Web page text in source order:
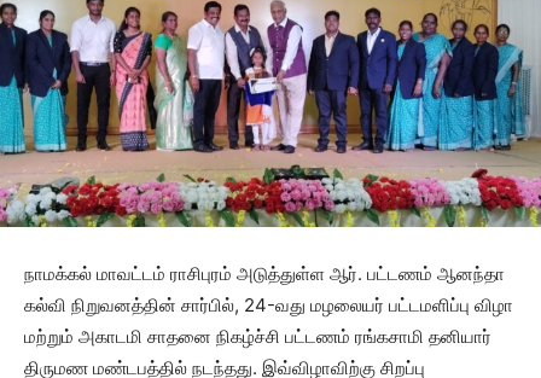
நாமக்கல் மாவட்டம் ராசிபுரம் அடுத்துள்ள ஆர். பட்டணம் ஆனந்தா
கல்வி நிறுவனத்தின் சார்பில், 24-வது மழலையர் பட்டமளிப்பு விழா
மற்றும் அகாடமி சாதனை நிகழ்ச்சி பட்டணம் ரங்கசாமி தனியார்
திருமண மண்டபத்தில் நடந்தது. இவ்விழாவிற்கு சிறப்பு